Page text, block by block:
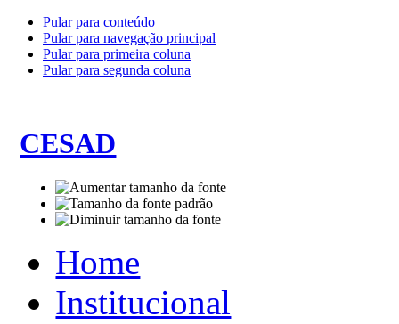
Pular para conteúdo
Pular para navegação principal
Pular para primeira coluna
Pular para segunda coluna
CESAD
Home
Institucional